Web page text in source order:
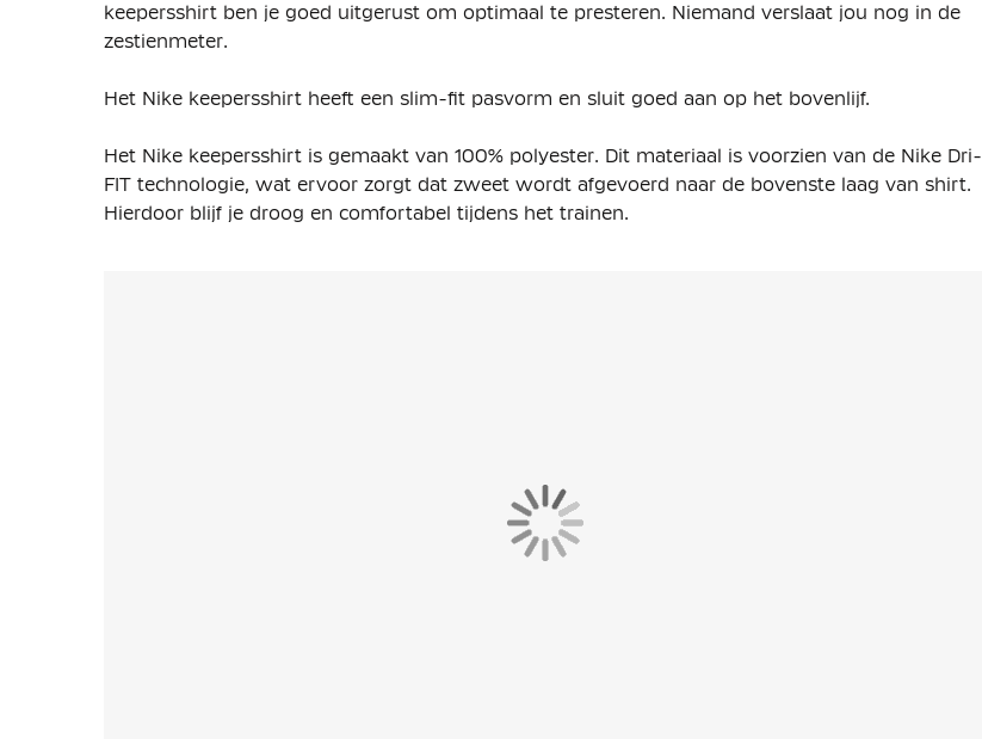
keepersshirt ben je goed uitgerust om optimaal te presteren. Niemand verslaat jou nog in de
zestienmeter.
Het Nike keepersshirt heeft een slim-fit pasvorm en sluit goed aan op het bovenlijf.
Het Nike keepersshirt is gemaakt van 100% polyester. Dit materiaal is voorzien van de Nike Dri-
FIT technologie, wat ervoor zorgt dat zweet wordt afgevoerd naar de bovenste laag van shirt.
Hierdoor blijf je droog en comfortabel tijdens het trainen.